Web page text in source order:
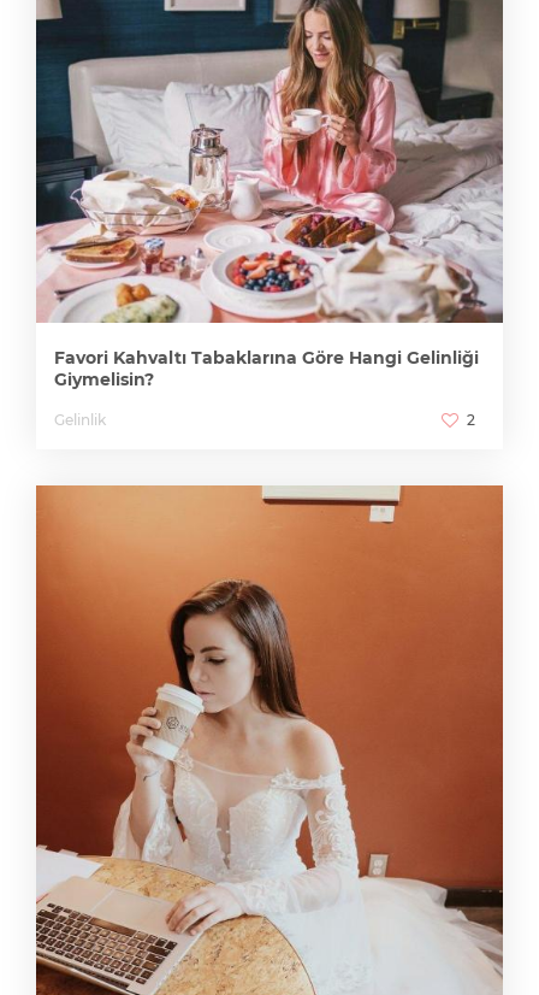
Favori Kahvaltı Tabaklarına Göre Hangi Gelinliği
Giymelisin?
Gelinlik 2